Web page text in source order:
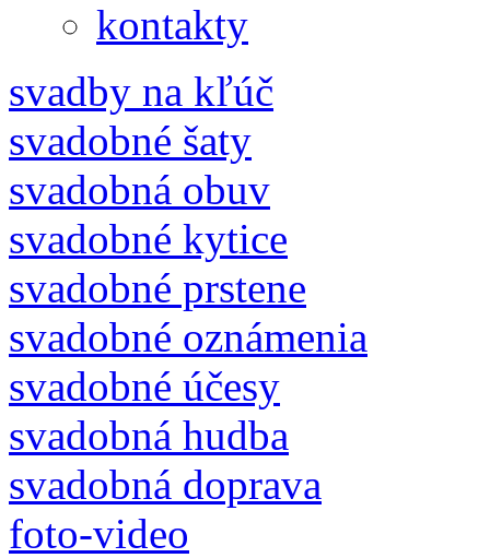
kontakty
svadby na kľúč
svadobné šaty
svadobná obuv
svadobné kytice
svadobné prstene
svadobné oznámenia
svadobné účesy
svadobná hudba
svadobná doprava
foto-video